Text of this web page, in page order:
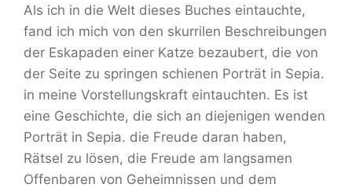
Als ich in die Welt dieses Buches eintauchte,
fand ich mich von den skurrilen Beschreibungen
der Eskapaden einer Katze bezaubert, die von
der Seite zu springen schienen Porträt in Sepia.
in meine Vorstellungskraft eintauchten. Es ist
eine Geschichte, die sich an diejenigen wenden
Porträt in Sepia. die Freude daran haben,
Rätsel zu lösen, die Freude am langsamen
Offenbaren von Geheimnissen und dem